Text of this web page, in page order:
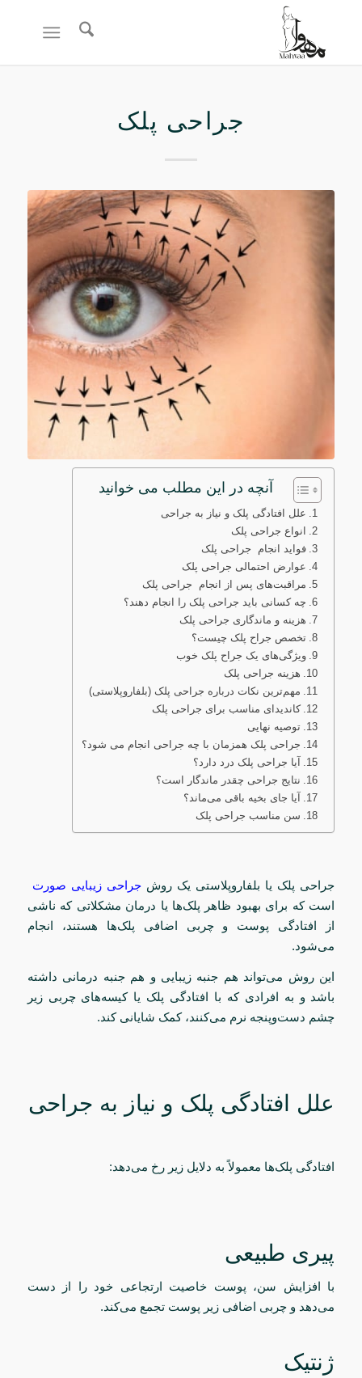
جراحی پلک
آنچه در این مطلب می خوانید
علل افتادگی پلک و نیاز به جراحی
انواع جراحی پلک
فواید انجام جراحی پلک
عوارض احتمالی جراحی پلک
مراقبت‌های پس از انجام جراحی پلک
چه کسانی باید جراحی پلک را انجام دهند؟
هزینه و ماندگاری جراحی پلک
تخصص جراح پلک چیست؟
ویژگی‌های یک جراح پلک خوب
هزینه جراحی پلک
مهم‌ترین نکات درباره جراحی پلک (بلفاروپلاستی)
کاندیدای مناسب برای جراحی پلک
توصیه نهایی
جراحی پلک همزمان با چه جراحی انجام می شود؟
آیا جراحی پلک درد دارد؟
نتایج جراحی چقدر ماندگار است؟
آیا جای بخیه باقی می‌ماند؟
سن مناسب جراحی پلک
جراحی پلک یا بلفاروپلاستی یک روشجراحی زیبایی صورت
است که برای بهبود ظاهر پلک‌ها یا درمان مشکلاتی که ناشی
از افتادگی پوست و چربی اضافی پلک‌ها هستند، انجام
می‌شود.
این روش می‌تواند هم جنبه زیبایی و هم جنبه درمانی داشته
باشد و به افرادی که با افتادگی پلک یا کیسه‌های چربی زیر
چشم دست‌وپنجه نرم می‌کنند، کمک شایانی کند.
علل افتادگی پلک و نیاز به جراحی
افتادگی پلک‌ها معمولاً به دلایل زیر رخ می‌دهد:
پیری طبیعی
با افزایش سن، پوست خاصیت ارتجاعی خود را از دست
می‌دهد و چربی اضافی زیر پوست تجمع می‌کند.
ژنتیک